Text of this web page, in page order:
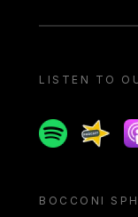
LISTEN TO
Spotify
BOCCONI